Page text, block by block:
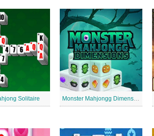
Solitaire Monster Mahjongg Dimensions